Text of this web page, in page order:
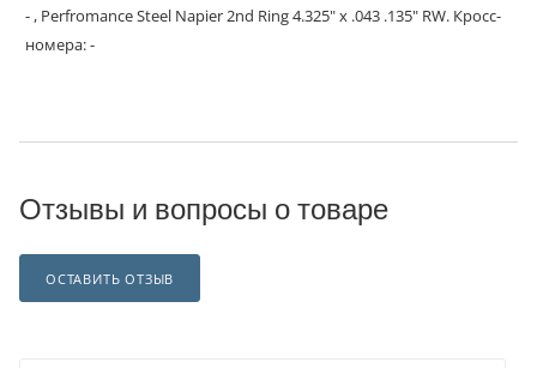
- , Perfromance Steel Napier 2nd Ring 4.325" x .043 .135" RW. Кросс-
номера: -
Отзывы и вопросы о товаре
ОСТАВИТЬ ОТЗЫВ